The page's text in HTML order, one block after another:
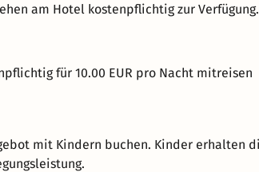
am Hotel kostenpflichtig zur Verfügung.
für 10.00 EUR pro Nacht mitreisen
mit Kindern buchen. Kinder erhalten